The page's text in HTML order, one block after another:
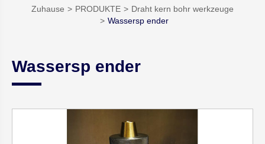
Zuhause PRODUKTE
Draht kern bohr werkzeuge
Wassersp ender
Wassersp ender